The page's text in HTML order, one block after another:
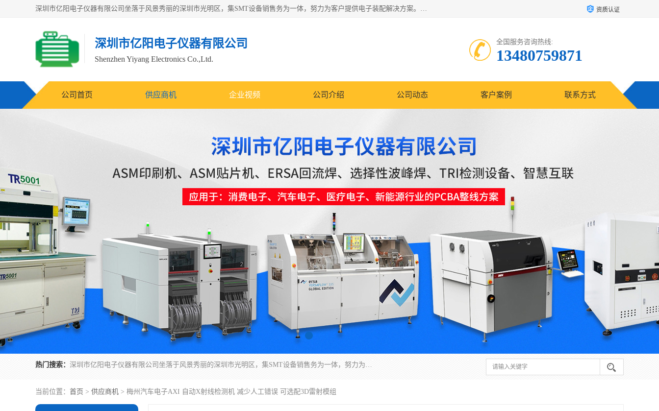
深圳市亿阳电子仪器有限公司坐落于风景秀丽的深圳市光明区，集SMT设备销售务为一体，努力为客户提供电子装配解决方案。与行业**SMT设备厂商：ASM（印刷机，锡膏检查机，贴片机），德国ERSA（爱莎）建立了稳固的代理合作关系，销售的设备一直保持**电子装配行业未来发展方向，能够满足客户各种繁杂产品的生产应用。 资质认证
深圳市亿阳电子仪器有限公司
Shenzhen Yiyang Electronics Co.,Ltd.
全国服务咨询热线:
13480759871
公司首页 供应商机 企业视频 公司介绍 公司动态 客户案例 联系方式
热门搜索： 深圳市亿阳电子仪器有限公司坐落于风景秀丽的深圳市光明区，集SMT设备销售务为一体，努力为客户提供电子装配解决方案。与行业**SMT设备厂商：ASM（印刷机，锡膏检查机，贴片机），德国ERSA（爱莎）建立了稳固的代理合作关系，销售的设备一直保持**电子装配行业未来发展方向，能够满足客户各种繁杂产品的生产应用。
当前位置： 首页 > 供应商机 > 梅州汽车电子AXI 自动X射线检测机 减少人工错误 可选配3D雷射模组